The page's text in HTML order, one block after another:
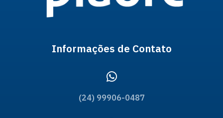
Informações de Contato
(24) 99906-0487